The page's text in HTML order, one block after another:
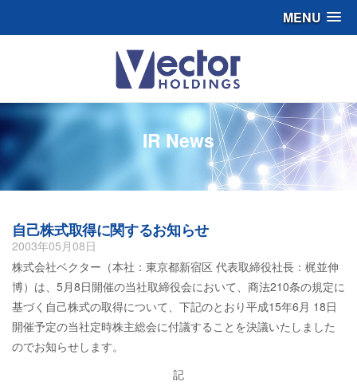
MENU
IR News
自己株式取得に関するお知らせ
2003年05月08日
株式会社ベクター（本社：東京都新宿区 代表取締役社長：梶並伸
博）は、5月8日開催の当社取締役会において、商法210条の規定に
基づく自己株式の取得について、下記のとおり平成15年6月 18日
開催予定の当社定時株主総会に付議することを決議いたしました
のでお知らせします。
記